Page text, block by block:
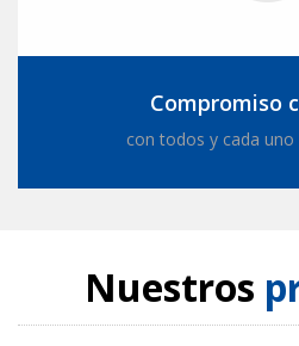
Compromiso
con todos y cada uno
Nuestros